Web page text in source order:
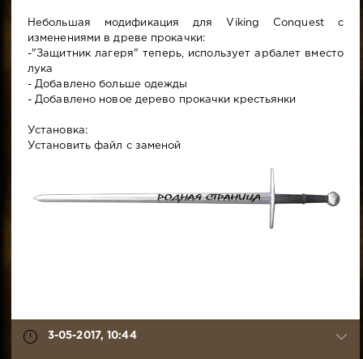
Небольшая модификация для Viking Conquest с
изменениями в древе прокачки:
-"Защитник лагеря" теперь, использует арбалет вместо
лука
- Добавлено больше одежды
- Добавлено новое дерево прокачки крестьянки
Установка:
Установить файл с заменой
3-05-2017, 10:44